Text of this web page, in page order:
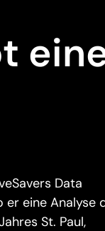
Data
eine Analyse
St. Paul,